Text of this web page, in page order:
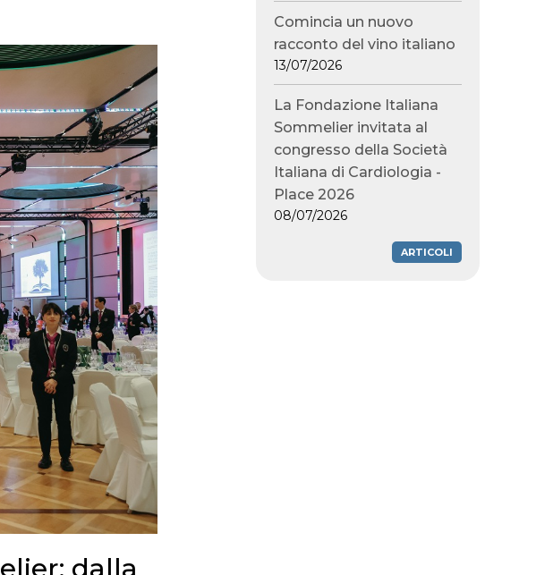
dalla
Comincia un nuovo
racconto del vino italiano
13/07/2026
La Fondazione Italiana
Sommelier invitata al
congresso della Società
Italiana di Cardiologia -
Place 2026
08/07/2026
ARTICOLI